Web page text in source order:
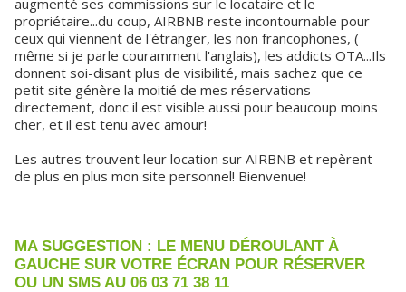
propriétaire...du coup, AIRBNB reste incontournable pour
ceux qui viennent de l'étranger, les non francophones, (
même si je parle couramment l'anglais), les addicts OTA...Ils
donnent soi-disant plus de visibilité, mais sachez que ce
petit site génère la moitié de mes réservations
directement, donc il est visible aussi pour beaucoup moins
cher, et il est tenu avec amour!
Les autres trouvent leur location sur AIRBNB et repèrent
de plus en plus mon site personnel! Bienvenue!
MA SUGGESTION : LE MENU DÉROULANT À
GAUCHE SUR VOTRE ÉCRAN POUR RÉSERVER
OU UN SMS AU 06 03 71 38 11